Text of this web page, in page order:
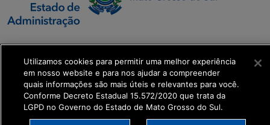
SETDIG | Secretaria-
Executiva de
Transformação Digital
get_footer();
Utilizamos cookies para permitir uma melhor experiência
em nosso website e para nos ajudar a compreender
quais informações são mais úteis e relevantes para você.
Conforme Decreto Estadual 15.572/2020 que trata da
LGPD no Governo do Estado de Mato Grosso do Sul.